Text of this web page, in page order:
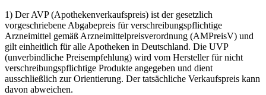
1) Der AVP (Apothekenverkaufspreis) ist der gesetzlich
vorgeschriebene Abgabepreis für verschreibungspflichtige
Arzneimittel gemäß Arzneimittelpreisverordnung (AMPreisV) und
gilt einheitlich für alle Apotheken in Deutschland. Die UVP
(unverbindliche Preisempfehlung) wird vom Hersteller für nicht
verschreibungspflichtige Produkte angegeben und dient
ausschließlich zur Orientierung. Der tatsächliche Verkaufspreis kann
davon abweichen.